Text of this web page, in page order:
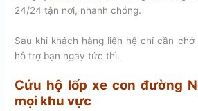
24/24 tận nơi, nhanh chóng.
Sau khi khách hàng liên hệ chỉ cần
hỗ trợ bạn ngay tức thì.
Cứu hộ lốp xe con đường
mọi khu vực